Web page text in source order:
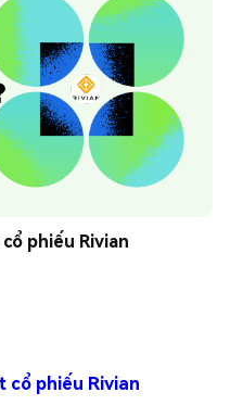
phiếu Rivian
cổ phiếu Rivian